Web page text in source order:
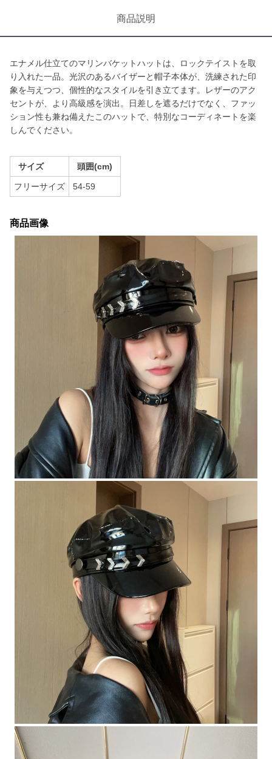
商品説明
エナメル仕立てのマリンバケットハットは、ロックテイストを取
り入れた一品。光沢のあるバイザーと帽子本体が、洗練された印
象を与えつつ、個性的なスタイルを引き立てます。レザーのアク
セントが、より高級感を演出。日差しを遮るだけでなく、ファッ
ション性も兼ね備えたこのハットで、特別なコーディネートを楽
しんでください。
サイズ 頭囲(cm)
フリーサイズ 54-59
商品画像